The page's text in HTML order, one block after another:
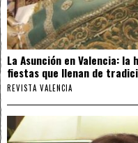
La Asunción en Valencia:
fiestas que llenan de
REVISTA VALENCIA